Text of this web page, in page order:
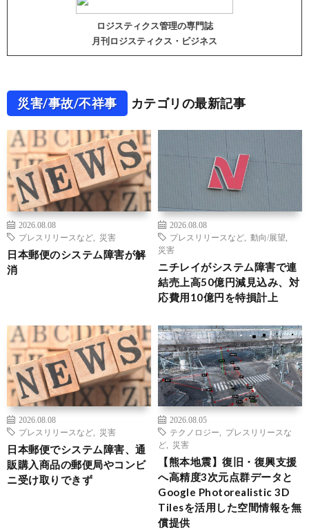
ロジスティクス管理の専門誌
月刊ロジスティクス・ビジネス
災害/事故/不祥事 カテゴリの最新記事
2026.08.08
プレスリリースなど
災害
日本郵便のシステム障害が解
消
2026.08.08
プレスリリースなど
動向/展望
災害
ニチレイがシステム障害で連
結売上高50億円減見込み、対
応費用10億円を特損計上
2026.08.08
プレスリリースなど
災害
日本郵便でシステム障害、通
販購入商品の郵便局やコンビ
ニ受け取りできず
2026.08.05
テクノロジー
プレスリリースな
ど
災害
【熊本地震】復旧・復興支援
へ高精度3次元点群データと
Google Photorealistic 3D
Tilesを活用した空間情報を無
償提供